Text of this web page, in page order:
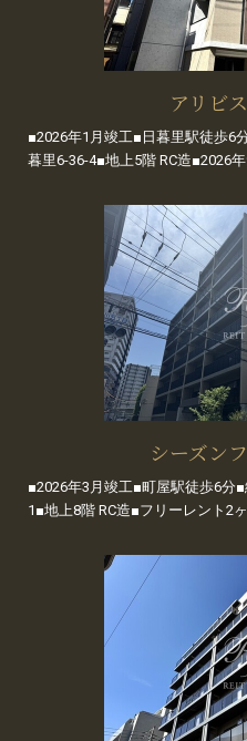
アリビ
■2026年1月竣工■日暮里駅徒歩6
暮里6-36-4■地上5階 RC造■2026
シーズン
■2026年3月竣工■町屋駅徒歩6分
1■地上8階 RC造■フリーレント2